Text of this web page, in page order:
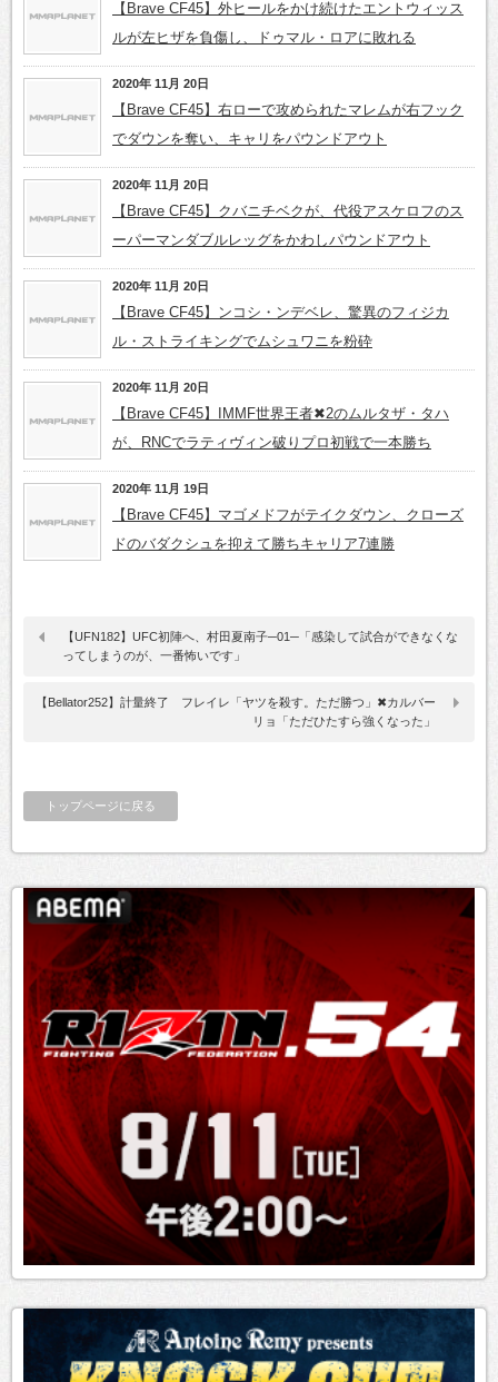
【Brave CF45】外ヒールをかけ続けたエントウィッス
ルが左ヒザを負傷し、ドゥマル・ロアに敗れる
2020年 11月 20日
【Brave CF45】右ローで攻められたマレムが右フック
でダウンを奪い、キャリをパウンドアウト
2020年 11月 20日
【Brave CF45】クバニチベクが、代役アスケロフのス
ーパーマンダブルレッグをかわしパウンドアウト
2020年 11月 20日
【Brave CF45】ンコシ・ンデベレ、驚異のフィジカ
ル・ストライキングでムシュワニを粉砕
2020年 11月 20日
【Brave CF45】IMMF世界王者✖2のムルタザ・タハ
が、RNCでラティヴィン破りプロ初戦で一本勝ち
2020年 11月 19日
【Brave CF45】マゴメドフがテイクダウン、クローズ
ドのバダクシュを抑えて勝ちキャリア7連勝
【UFN182】UFC初陣へ、村田夏南子─01─「感染して試合ができなくな
ってしまうのが、一番怖いです」
【Bellator252】計量終了 フレイレ「ヤツを殺す。ただ勝つ」✖カルバー
リョ「ただひたすら強くなった」
トップページに戻る